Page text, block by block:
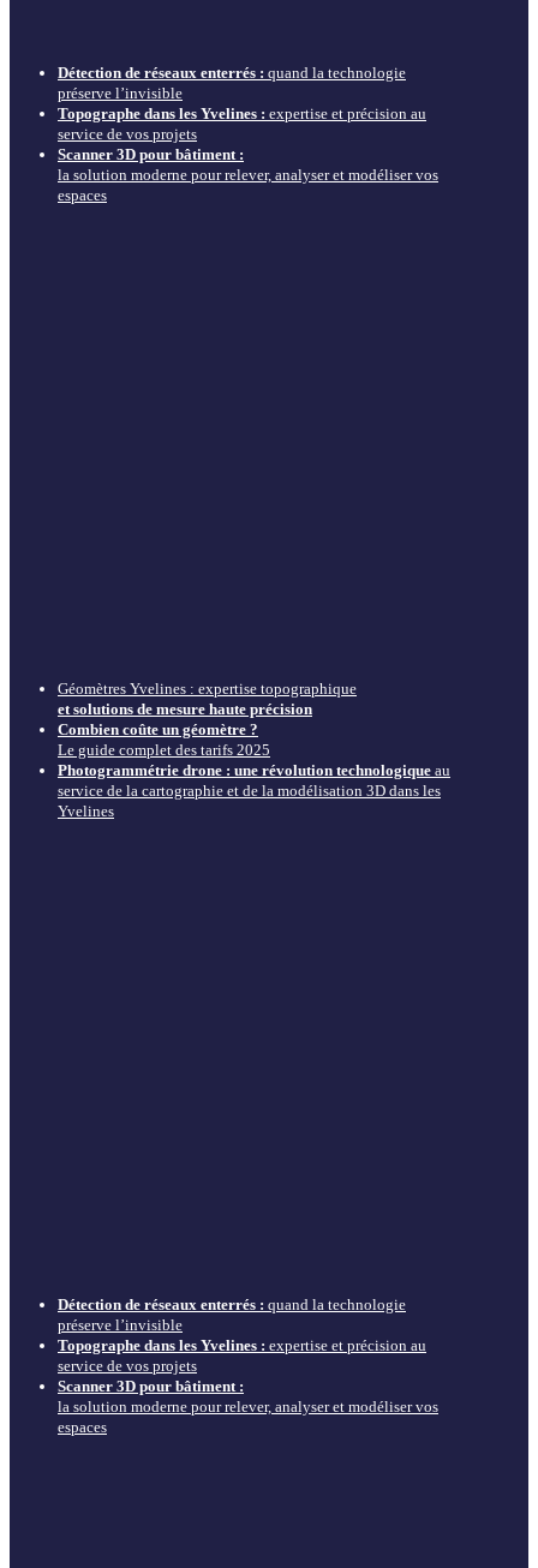
Détection de réseaux enterrés : quand la technologie
préserve l’invisible
Topographe dans les Yvelines : expertise et précision au
service de vos projets
Scanner 3D pour bâtiment :
la solution moderne pour relever, analyser et modéliser vos
espaces
Géomètres Yvelines : expertise topographique
et solutions de mesure haute précision
Combien coûte un géomètre ?
Le guide complet des tarifs 2025
Photogrammétrie drone : une révolution technologique au
service de la cartographie et de la modélisation 3D dans les
Yvelines
Détection de réseaux enterrés : quand la technologie
préserve l’invisible
Topographe dans les Yvelines : expertise et précision au
service de vos projets
Scanner 3D pour bâtiment :
la solution moderne pour relever, analyser et modéliser vos
espaces